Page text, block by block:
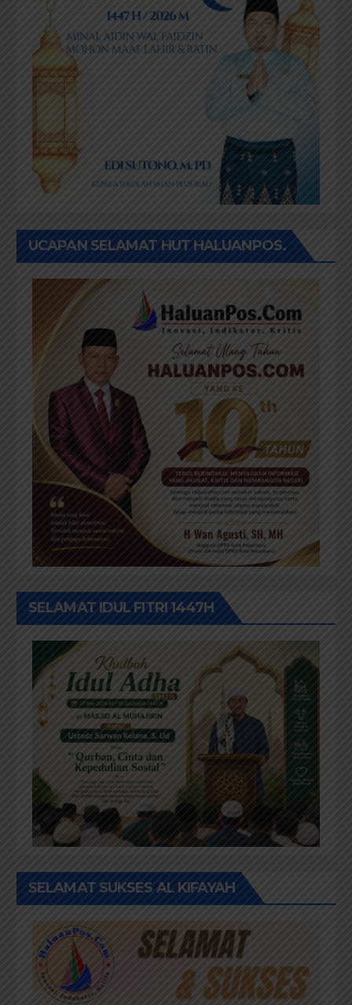
UCAPAN SELAMAT HUT HALUANPOS.
SELAMAT IDUL FITRI 1447H
SELAMAT SUKSES AL KIFAYAH